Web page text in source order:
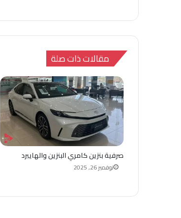
مقالات ذات صلة
صرفية بنزين كامري البنزين والهايبرد
نوفمبر 26, 2025